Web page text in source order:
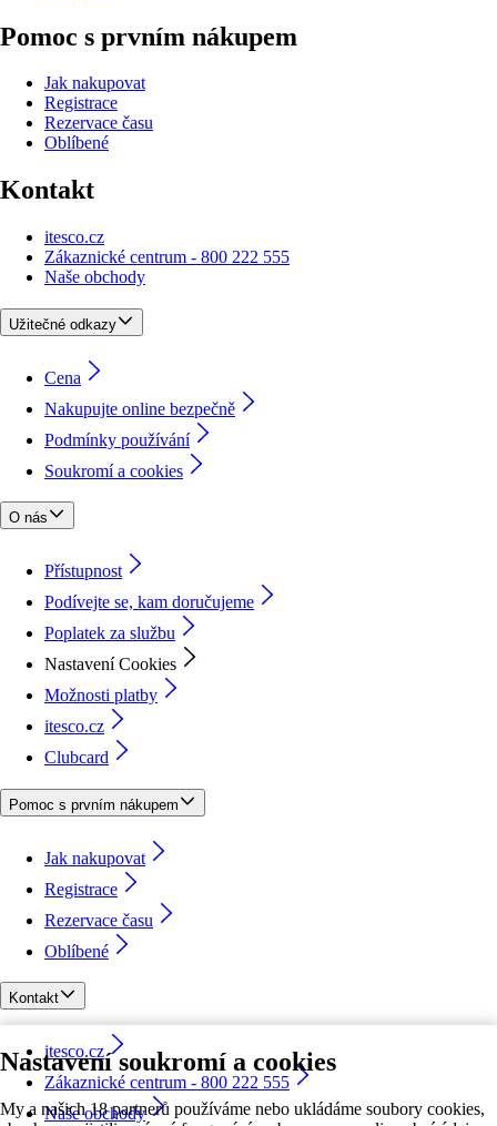
Nastavení soukromí a cookies
My a našich 18 partnerů používáme nebo ukládáme soubory cookies,
Pomoc s prvním nákupem
Jak nakupovat
Registrace
Rezervace času
Oblíbené
Kontakt
itesco.cz
Zákaznické centrum - 800 222 555
Naše obchody
Užitečné odkazy
Cena
Nakupujte online bezpečně
Podmínky používání
Soukromí a cookies
O nás
Přístupnost
Podívejte se, kam doručujeme
Poplatek za službu
Nastavení Cookies
Možnosti platby
itesco.cz
Clubcard
Pomoc s prvním nákupem
Jak nakupovat
Registrace
Rezervace času
Oblíbené
Kontakt
itesco.cz
Zákaznické centrum - 800 222 555
Naše obchody